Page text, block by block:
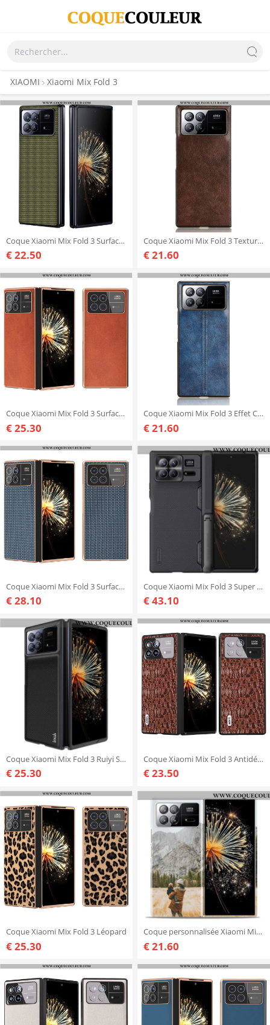
XIAOMI Xiaomi Mix Fold 3
Coque Xiaomi Mix Fold 3 Surface Nylon
€ 22.50
Coque Xiaomi Mix Fold 3 Texture Litchi
€ 21.60
Coque Xiaomi Mix Fold 3 Surface Lisse
€ 25.30
Coque Xiaomi Mix Fold 3 Effet Cuir Rétro
€ 21.60
Coque Xiaomi Mix Fold 3 Surface Texturée
€ 28.10
Coque Xiaomi Mix Fold 3 Super Frosted Shield NILLKIN
€ 43.10
Coque Xiaomi Mix Fold 3 Ruiyi Series IMAK
€ 25.30
Coque Xiaomi Mix Fold 3 Antidérapant ABEEL
€ 23.50
Coque Xiaomi Mix Fold 3 Léopard
€ 25.30
Coque personnalisée Xiaomi Mix Fold 3
€ 21.60